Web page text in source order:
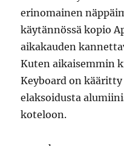
erinomainen
käytännössä kopio
aikakauden
Kuten aikaisemmin
Keyboard on
elaksoidusta
koteloon.